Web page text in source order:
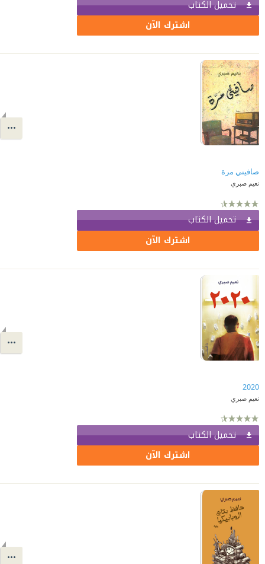
تحميل الكتاب
اشترك الآن
صافيني مرة
نعيم صبري
تحميل الكتاب
اشترك الآن
2020
نعيم صبري
تحميل الكتاب
اشترك الآن